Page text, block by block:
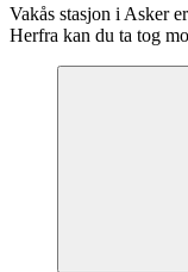
Vakås stasjon i Asker
Herfra kan du ta tog